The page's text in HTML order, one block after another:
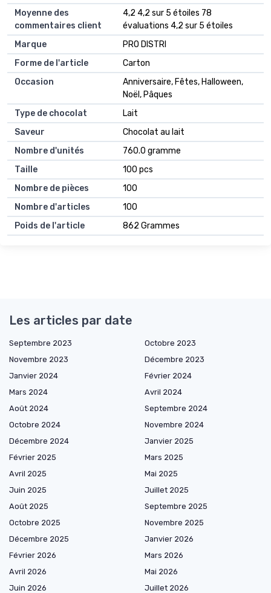
Moyenne des
commentaires client
4,2 4,2 sur 5 étoiles 78
évaluations 4,2 sur 5 étoiles
Marque
PRO DISTRI
Forme de l'article
Carton
Occasion
Anniversaire, Fêtes, Halloween,
Noël, Pâques
Type de chocolat
Lait
Saveur
Chocolat au lait
Nombre d'unités
760.0 gramme
Taille
100 pcs
Nombre de pièces
100
Nombre d'articles
100
Poids de l'article
862 Grammes
Les articles par date
Septembre 2023
Octobre 2023
Novembre 2023
Décembre 2023
Janvier 2024
Février 2024
Mars 2024
Avril 2024
Août 2024
Septembre 2024
Octobre 2024
Novembre 2024
Décembre 2024
Janvier 2025
Février 2025
Mars 2025
Avril 2025
Mai 2025
Juin 2025
Juillet 2025
Août 2025
Septembre 2025
Octobre 2025
Novembre 2025
Décembre 2025
Janvier 2026
Février 2026
Mars 2026
Avril 2026
Mai 2026
Juin 2026
Juillet 2026